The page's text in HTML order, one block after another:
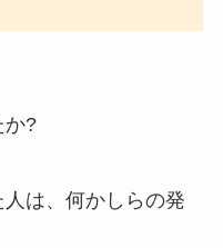
か?
は、何かしらの発